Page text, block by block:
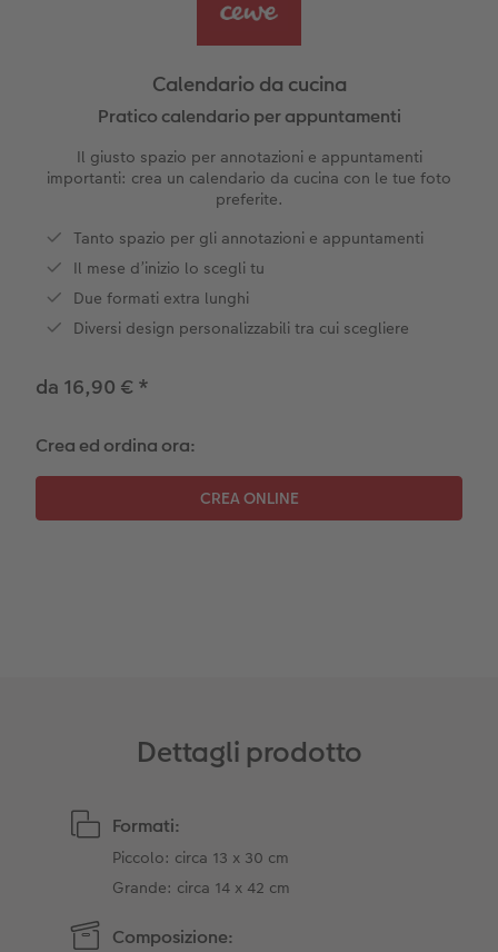
Foto adesivi
Poster premium
Come ordinare
Gallery print
Forex
Mosaico
Come ordinare
Cartoline spedizione diretta
Calendario da cucina
Pratico calendario per appuntamenti
Il giusto spazio per annotazioni e appuntamenti
importanti: crea un calendario da cucina con le tue foto
preferite.
Tanto spazio per gli annotazioni e appuntamenti
Il mese d’inizio lo scegli tu
Due formati extra lunghi
Diversi design personalizzabili tra cui scegliere
da 16,90 € *
Crea ed ordina ora:
Dettagli prodotto
Formati:
Piccolo: circa 13 x 30 cm
Grande: circa 14 x 42 cm
Composizione: